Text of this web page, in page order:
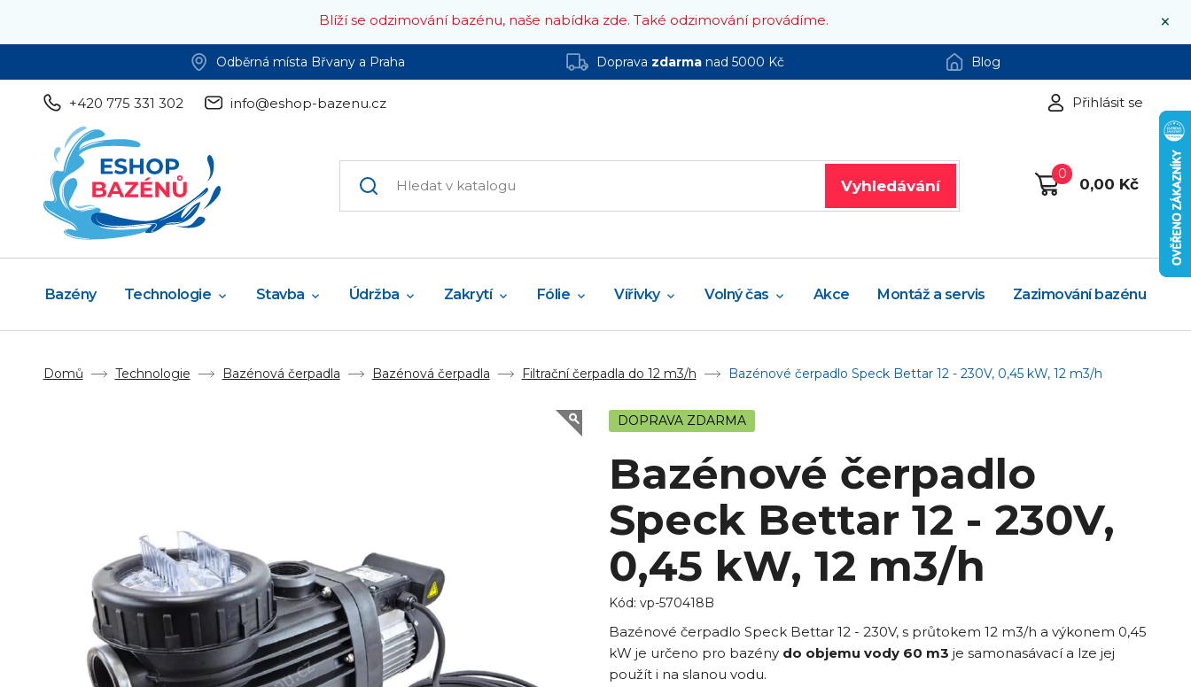
×
Blíží se odzimování bazénu, naše nabídka zde. Také odzimování provádíme.
Odběrná místa Břvany a Praha Doprava zdarmanad 5000 Kč Blog
+420 775 331 302 info@eshop-bazenu.cz Přihlásit se
Vyhledávání
0
0,00 Kč
Bazény Technologie Stavba Údržba Zakrytí Fólie Vířivky Volný čas Akce Montáž a servis Zazimování bazénu
Domů Technologie Bazénová čerpadla Bazénová čerpadla Filtrační čerpadla do 12 m3/h Bazénové čerpadlo Speck Bettar 12 - 230V, 0,45 kW, 12 m3/h
DOPRAVA ZDARMA
Bazénové čerpadlo
Speck Bettar 12 - 230V,
0,45 kW, 12 m3/h
Kód: vp-570418B
Bazénové čerpadlo Speck Bettar 12 - 230V, s průtokem 12 m3/h a výkonem 0,45
kW je určeno pro bazény do objemu vody 60 m3 je samonasávací a lze jej
použít i na slanou vodu.